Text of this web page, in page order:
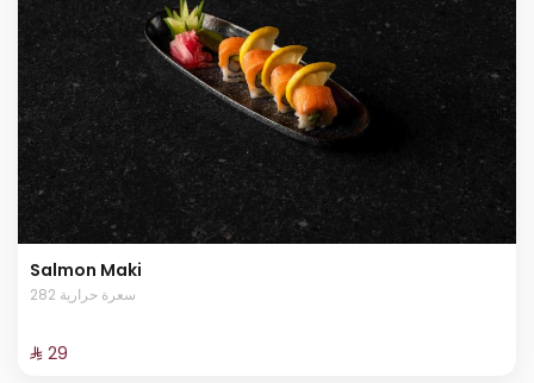
Salmon Maki
282 سعرة حرارية
⁨⁦‪‬ 29⁩